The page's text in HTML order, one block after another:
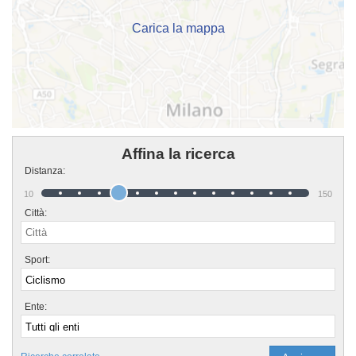
informazioni sui loro corsi puoi recarti in sede o scrivere un messaggio
cliccando sul bottone "Contattaci" presente nella pagina.
Carica la mappa
Affina la ricerca
Distanza:
10 150
Città:
Sport:
Ente: